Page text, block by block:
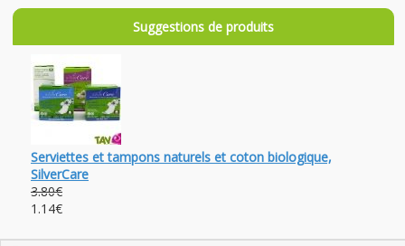
Suggestions de produits
Serviettes et tampons naturels et coton biologique,
SilverCare
3.80€
1.14€